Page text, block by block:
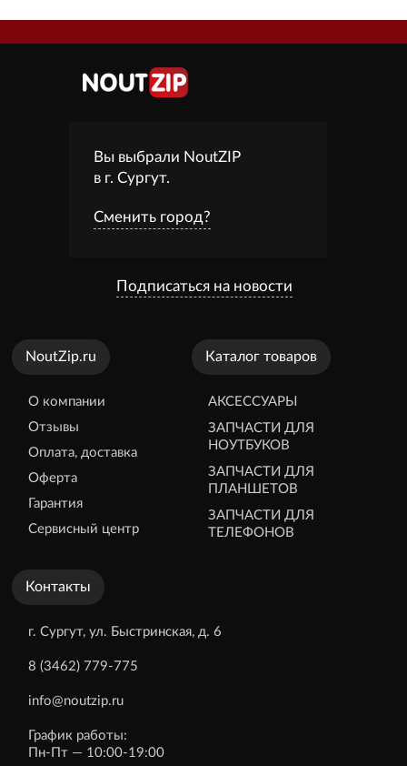
Вы выбрали NoutZIP
в г.Сургут.
Сменить город?
Подписаться на новости
NoutZip.ru
О компании
Отзывы
Оплата, доставка
Оферта
Гарантия
Сервисный центр
Каталог товаров
АКСЕССУАРЫ
ЗАПЧАСТИ ДЛЯ
НОУТБУКОВ
ЗАПЧАСТИ ДЛЯ
ПЛАНШЕТОВ
ЗАПЧАСТИ ДЛЯ
ТЕЛЕФОНОВ
Контакты
г. Сургут, ул. Быстринская, д. 6
8 (3462) 779-775
info@noutzip.ru
График работы:
Пн-Пт — 10:00-19:00